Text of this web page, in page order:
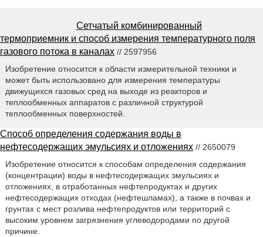
Сетчатый комбинированный
термоприемник и способ измерения температурного поля
газового потока в каналах // 2597956
Изобретение относится к области измерительной техники и
может быть использовано для измерения температуры
движущихся газовых сред на выходе из реакторов и
теплообменных аппаратов с различной структурой
теплообменных поверхностей.
Способ определения содержания воды в
нефтесодержащих эмульсиях и отложениях // 2650079
Изобретение относится к способам определения содержания
(концентрации) воды в нефтесодержащих эмульсиях и
отложениях, в отработанных нефтепродуктах и других
нефтесодержащих отходах (нефтешламах), а также в почвах и
грунтах с мест розлива нефтепродуктов или территорий с
высоким уровнем загрязнения углеводородами по другой
причине.